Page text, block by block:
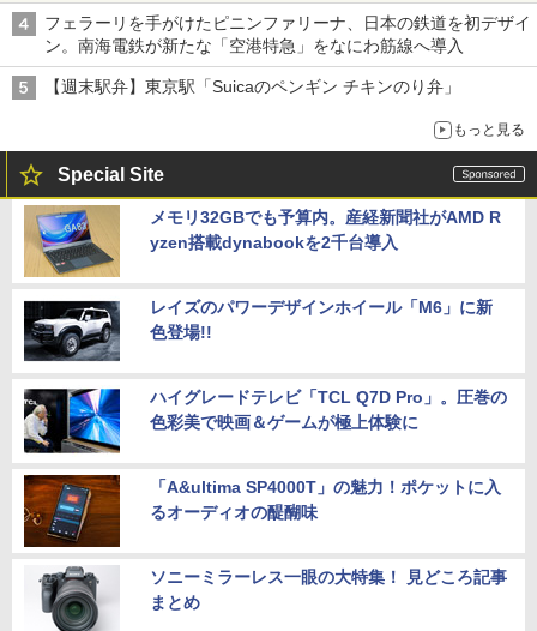
フェラーリを手がけたピニンファリーナ、日本の鉄道を初デザイ
ン。南海電鉄が新たな「空港特急」をなにわ筋線へ導入
【週末駅弁】東京駅「Suicaのペンギン チキンのり弁」
もっと見る
Special Site
メモリ32GBでも予算内。産経新聞社がAMD R
yzen搭載dynabookを2千台導入
レイズのパワーデザインホイール「M6」に新
色登場!!
ハイグレードテレビ「TCL Q7D Pro」。圧巻の
色彩美で映画＆ゲームが極上体験に
「A&ultima SP4000T」の魅力！ポケットに入
るオーディオの醍醐味
ソニーミラーレス一眼の大特集！ 見どころ記事
まとめ